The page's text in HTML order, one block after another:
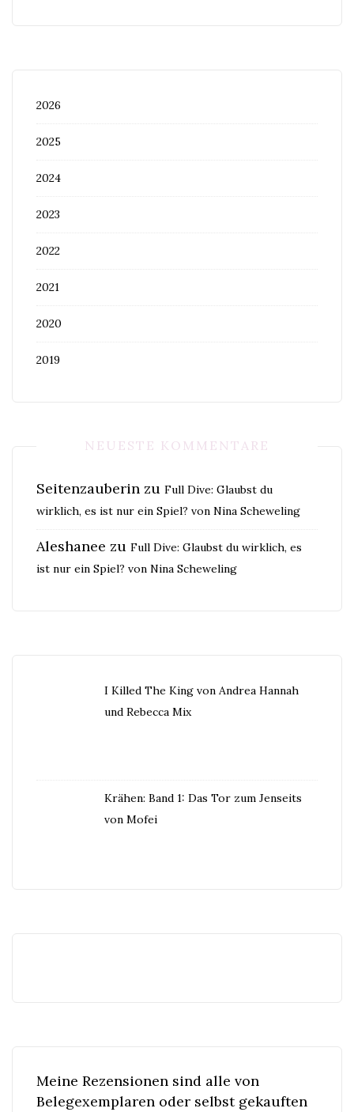
2026
2025
2024
2023
2022
2021
2020
2019
NEUESTE KOMMENTARE
Seitenzauberin zu Full Dive: Glaubst du
wirklich, es ist nur ein Spiel? von Nina Scheweling
Aleshanee zu Full Dive: Glaubst du wirklich, es
ist nur ein Spiel? von Nina Scheweling
I Killed The King von Andrea Hannah
und Rebecca Mix
Krähen: Band 1: Das Tor zum Jenseits
von Mofei
Meine Rezensionen sind alle von
Belegexemplaren oder selbst gekauften